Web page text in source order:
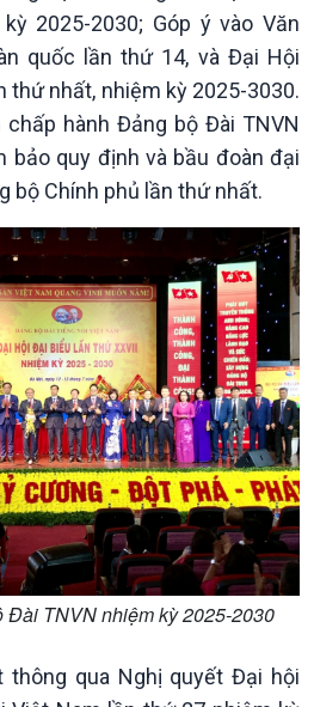
Thế giới & Việt Nam
Biên cương - Một dải vững
bền
Nông nghiệp & Biển đảo
Tin Nông nghiệp & Biển
đảo
Biển đảo Việt Nam
2025-2030; Góp ý vào Văn
quốc lần thứ 14, và Đại Hội
thứ nhất, nhiệm kỳ 2025-3030.
hành Đảng bộ Đài TNVN
bảo quy định và bầu đoàn đại
bộ Chính phủ lần thứ nhất.
TNVN nhiệm kỳ 2025-2030
thông qua Nghị quyết Đại hội